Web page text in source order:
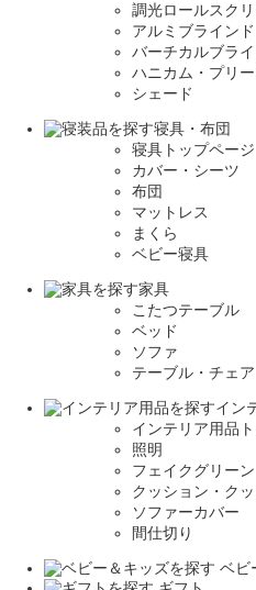
調光ロールスク
アルミブライン
バーチカルブラ
ハニカム・プリ
シェード
寝具・布団
寝具トップページ
カバー・シーツ
布団
マットレス
まくら
ベビー寝具
家具
こたつテーブル
ベッド
ソファ
テーブル・チェア
イン
インテリア用品
照明
フェイクグリーン
クッション・ク
ソファーカバー
間仕切り
ベビ